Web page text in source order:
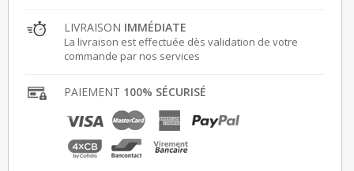
LIVRAISON IMMÉDIATE
La livraison est effectuée dès validation de votre
commande par nos services
PAIEMENT 100% SÉCURISÉ